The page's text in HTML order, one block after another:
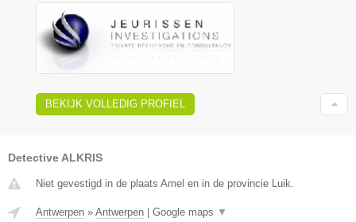
BEKIJK VOLLEDIG PROFIEL
Detective ALKRIS
Niet gevestigd in de plaats Amel en in de provincie Luik.
Antwerpen » Antwerpen Google maps ▼